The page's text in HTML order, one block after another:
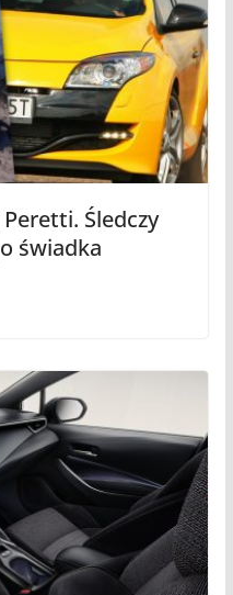
Śledczy
świadka